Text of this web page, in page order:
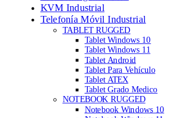
KVM Industrial
Telefonía Móvil Industrial
TABLET RUGGED
Tablet Windows 10
Tablet Windows 11
Tablet Android
Tablet Para Vehículo
Tablet ATEX
Tablet Grado Medico
NOTEBOOK RUGGED
Notebook Windows 10